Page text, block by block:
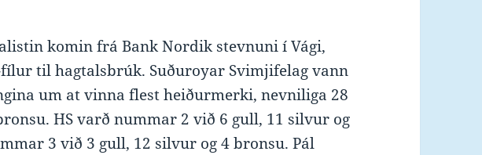
komin frá Bank Nordik stevnuni í Vági,
til hagtalsbrúk. Suðuroyar Svimjifelag vann
um at vinna flest heiðurmerki, nevniliga 28
HS varð nummar 2 við 6 gull, 11 silvur og
3 við 3 gull, 12 silvur og 4 bronsu. Pál